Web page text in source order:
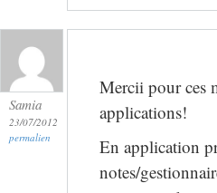
Samia
23/07/2012
permalien
Mercii pour ces
applications!
En application
notes/